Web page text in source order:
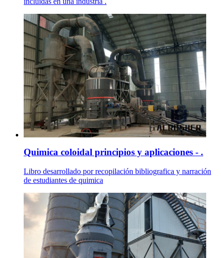
Quimica coloidal principios y aplicaciones - .
Libro desarrollado por recopilación bibliografica y narración
de estudiantes de quimica